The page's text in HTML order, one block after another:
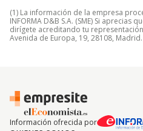
(1) La información de la empresa
INFORMA D&B S.A. (SME) Si
dirígete acreditando tu
Avenida de Europa, 19, 28108, Madrid.
Información ofrecida por